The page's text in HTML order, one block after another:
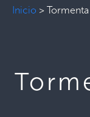
Inicio > Tormenta